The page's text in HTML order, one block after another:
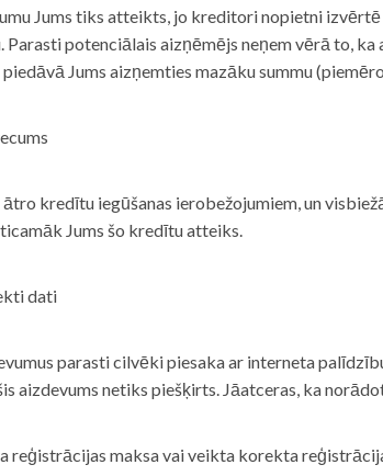
Jums tiks atteikts, jo kreditori nopietni izvērtē
Parasti potenciālais aizņēmējs neņem vērā to,
Jums aizņemties mazāku summu
ātro kredītu iegūšanas ierobežojumiem, un
Jums šo kredītu atteiks.
dati
parasti cilvēki piesaka ar interneta
aizdevums netiks piešķirts. Jāatceras, ka
reģistrācijas maksa vai veikta korekta